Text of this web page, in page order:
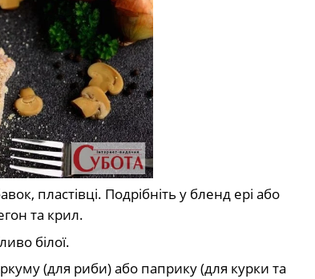
пластівці. Подрібніть у бленд ері або
та крил.
білої.
(для риби) або паприку (для курки та